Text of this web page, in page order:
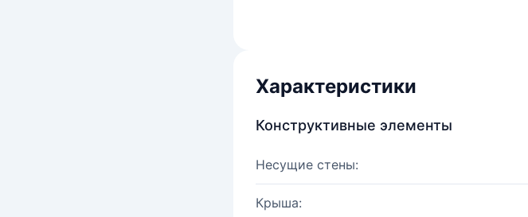
Характеристики
Конструктивные элементы
Несущие стены:
Крыша: